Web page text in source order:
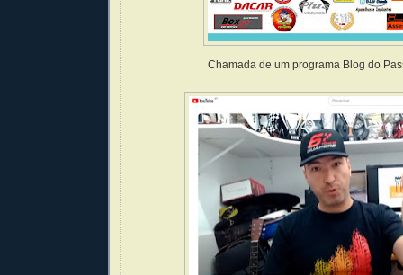
Chamada de um programa Blog do